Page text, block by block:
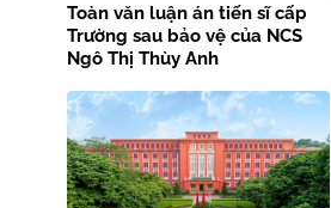
Toàn văn luận án tiến sĩ cấp
Trường sau bảo vệ của NCS
Ngô Thị Thùy Anh